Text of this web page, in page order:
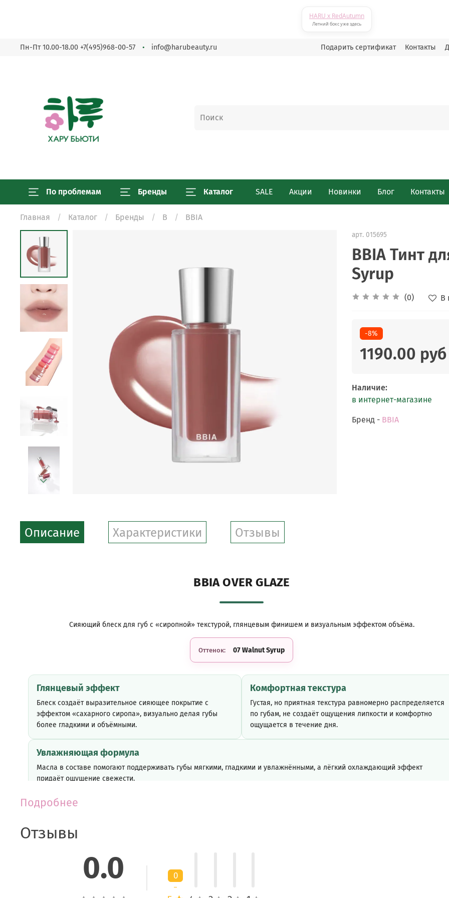
HARU x RedAutumn
Летний бокс уже здесь
Подарить сертификат Контакты
Пн-Пт 10.00-18.00 +7(495)968-00-57 info@harubeauty.ru
По проблемам Бренды Каталог SALE Акции Новинки Блог Контакты
Главная Каталог Бренды B BBIA
арт. 015695
BBIA Тинт
Syrup
(0) В
-8%
1190.00 руб
Наличие:
в интернет-магазине
Бренд - BBIA
Описание Характеристики Отзывы
BBIA OVER GLAZE
Сияющий блеск для губ с «сиропной» текстурой, глянцевым финишем и визуальным эффектом объёма.
Оттенок: 07 Walnut Syrup
Глянцевый эффект
Блеск создаёт выразительное сияющее покрытие с
эффектом «сахарного сиропа», визуально делая губы
более гладкими и объёмными.
Комфортная текстура
Густая, но приятная текстура равномерно распределяется
по губам, не создаёт ощущения липкости и комфортно
ощущается в течение дня.
Увлажняющая формула
Масла в составе помогают поддерживать губы мягкими, гладкими и увлажнёнными, а лёгкий охлаждающий эффект
придаёт ощущение свежести.
Питает и смягчает кожу губ, помогает поддерживать
гладкость и комфорт.
Подробнее
Отзывы
0.0 0